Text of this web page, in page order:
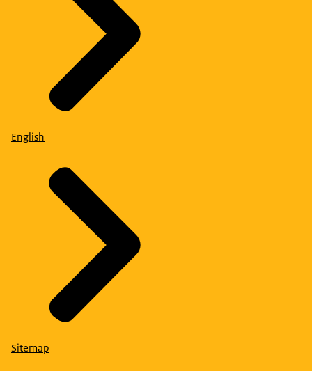
English
Sitemap